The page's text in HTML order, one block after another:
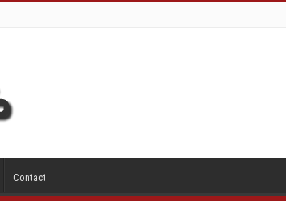
Contact